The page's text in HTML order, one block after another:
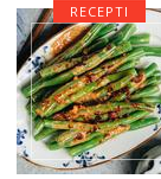
RECEPTI